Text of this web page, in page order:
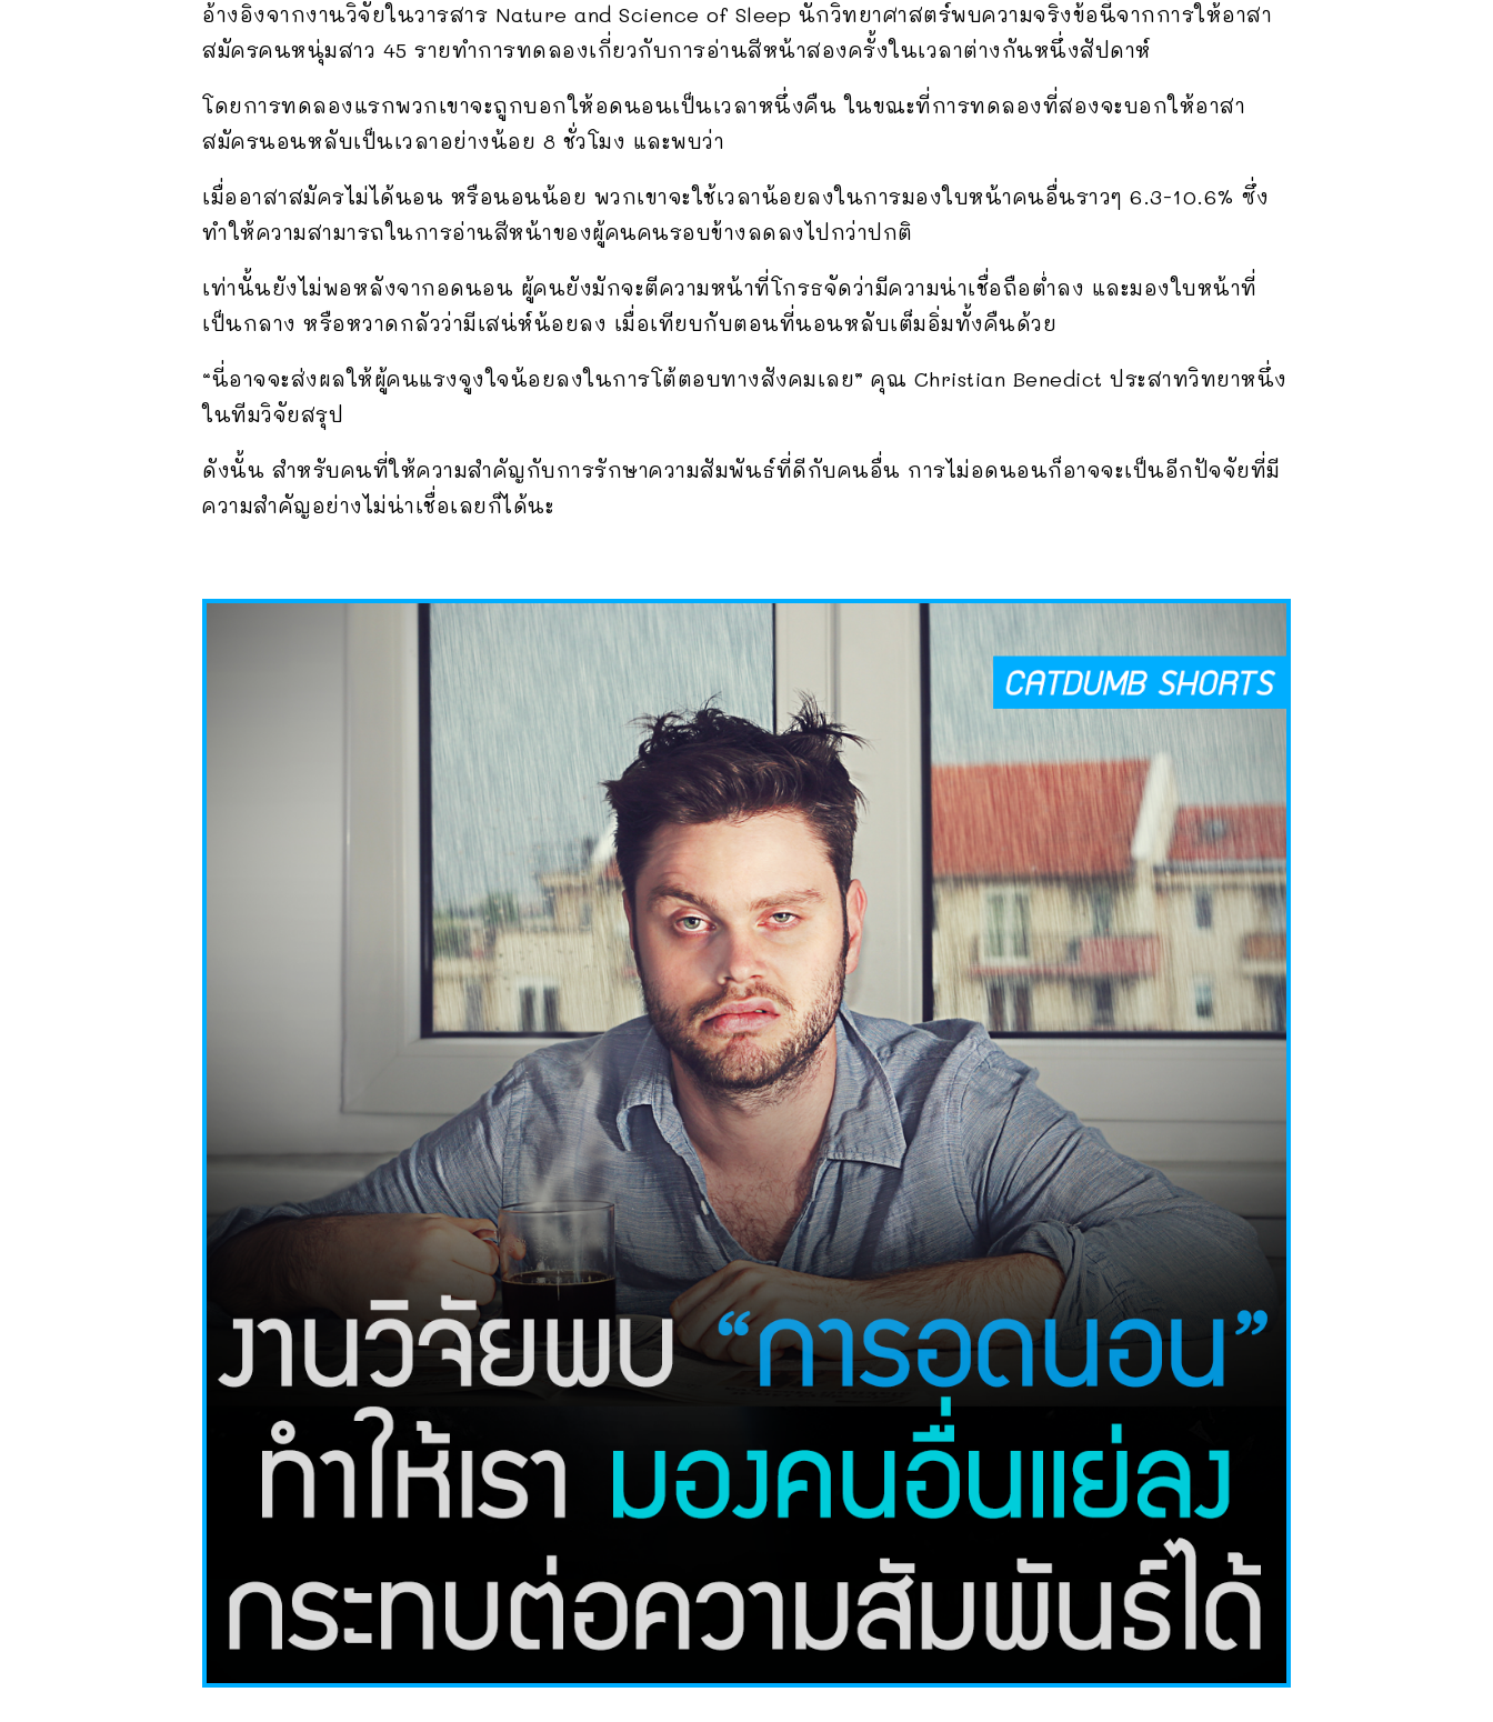
อ้างอิงจากงานวิจัยในวารสาร Nature and Science of Sleep นักวิทยาศาสตร์พบความจริงข้อนี้จากการให้อาสา
สมัครคนหนุ่มสาว 45 รายทำการทดลองเกี่ยวกับการอ่านสีหน้าสองครั้งในเวลาต่างกันหนึ่งสัปดาห์
โดยการทดลองแรกพวกเขาจะถูกบอกให้อดนอนเป็นเวลาหนึ่งคืน ในขณะที่การทดลองที่สองจะบอกให้อาสา
สมัครนอนหลับเป็นเวลาอย่างน้อย 8 ชั่วโมง และพบว่า
เมื่ออาสาสมัครไม่ได้นอน หรือนอนน้อย พวกเขาจะใช้เวลาน้อยลงในการมองใบหน้าคนอื่นราวๆ 6.3-10.6% ซึ่ง
ทำให้ความสามารถในการอ่านสีหน้าของผู้คนคนรอบข้างลดลงไปกว่าปกติ
เท่านั้นยังไม่พอหลังจากอดนอน ผู้คนยังมักจะตีความหน้าที่โกรธจัดว่ามีความน่าเชื่อถือต่ำลง และมองใบหน้าที่
เป็นกลาง หรือหวาดกลัวว่ามีเสน่ห์น้อยลง เมื่อเทียบกับตอนที่นอนหลับเต็มอิ่มทั้งคืนด้วย
“นี่อาจจะส่งผลให้ผู้คนแรงจูงใจน้อยลงในการโต้ตอบทางสังคมเลย” คุณ Christian Benedict ประสาทวิทยาหนึ่ง
ในทีมวิจัยสรุป
ดังนั้น สำหรับคนที่ให้ความสำคัญกับการรักษาความสัมพันธ์ที่ดีกับคนอื่น การไม่อดนอนก็อาจจะเป็นอีกปัจจัยที่มี
ความสำคัญอย่างไม่น่าเชื่อเลยก็ได้นะ